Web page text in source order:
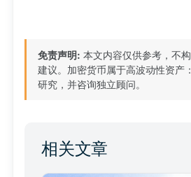
免责声明: 本文内容仅供参考，不
建议。加密货币属于高波动性资产
研究，并咨询独立顾问。
相关文章